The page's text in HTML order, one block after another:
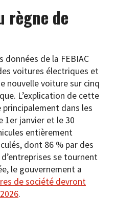
règne de
données de la FEBIAC
voitures électriques et
nouvelle voiture sur cinq
L’explication de cette
dans les
1er janvier et le 30
entièrement
dont 86 % par des
se tournent
le gouvernement a
de société devront
.